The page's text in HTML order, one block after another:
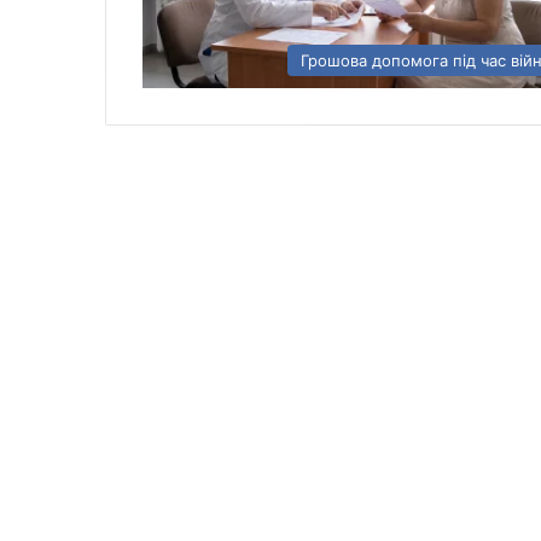
Грошова допомога під час